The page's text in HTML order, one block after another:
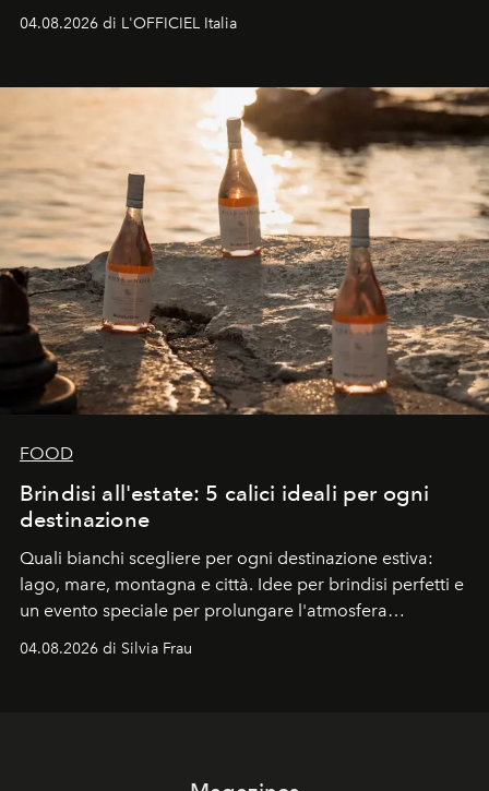
colonna sonora della stagione.
04.08.2026 di L'OFFICIEL Italia
FOOD
Brindisi all'estate: 5 calici ideali per ogni
destinazione
Quali bianchi scegliere per ogni destinazione estiva:
lago, mare, montagna e città. Idee per brindisi perfetti e
un evento speciale per prolungare l'atmosfera
04.08.2026 di Silvia Frau